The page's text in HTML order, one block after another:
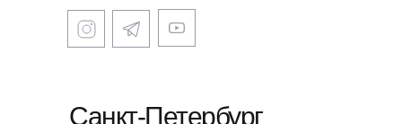
Санкт-Петербург